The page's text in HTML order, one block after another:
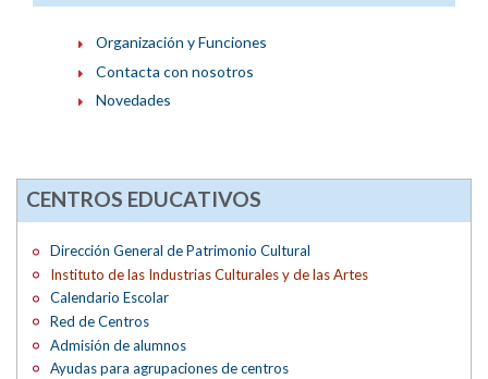
Organización y Funciones
Contacta con nosotros
Novedades
CENTROS EDUCATIVOS
Dirección General de Patrimonio Cultural
Instituto de las Industrias Culturales y de las Artes
Calendario Escolar
Red de Centros
Admisión de alumnos
Ayudas para agrupaciones de centros